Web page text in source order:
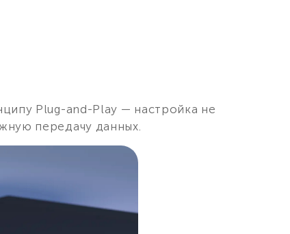
Plug-and-Play — настройка не
передачу данных.